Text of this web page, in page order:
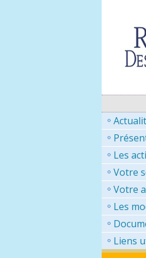
Les
Votre
Votre
Les
Liens